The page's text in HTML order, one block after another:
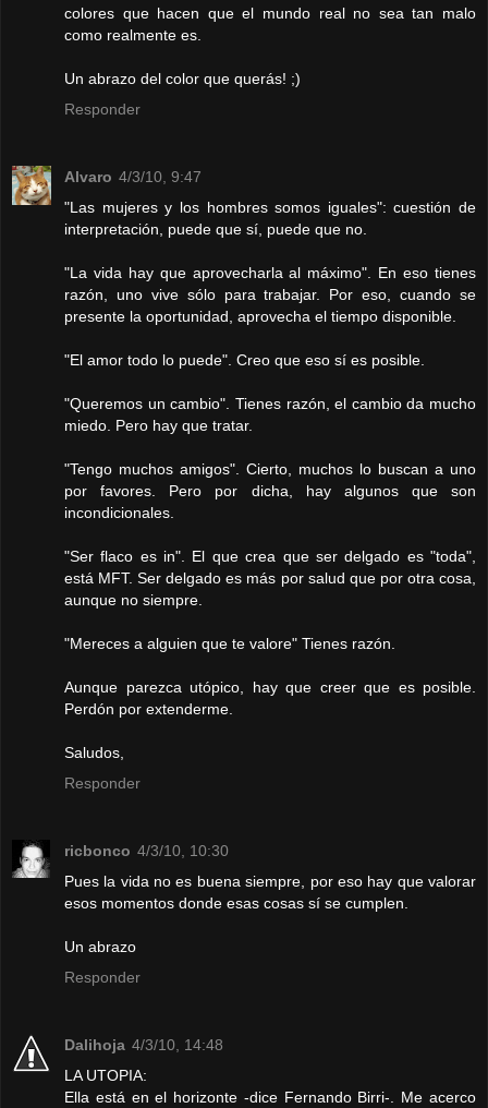
colores que hacen que el mundo real no sea tan malo
como realmente es.
Un abrazo del color que querás! ;)
Responder
Alvaro 4/3/10, 9:47
"Las mujeres y los hombres somos iguales": cuestión de
interpretación, puede que sí, puede que no.
"La vida hay que aprovecharla al máximo". En eso tienes
razón, uno vive sólo para trabajar. Por eso, cuando se
presente la oportunidad, aprovecha el tiempo disponible.
"El amor todo lo puede". Creo que eso sí es posible.
"Queremos un cambio". Tienes razón, el cambio da mucho
miedo. Pero hay que tratar.
"Tengo muchos amigos". Cierto, muchos lo buscan a uno
por favores. Pero por dicha, hay algunos que son
incondicionales.
"Ser flaco es in". El que crea que ser delgado es "toda",
está MFT. Ser delgado es más por salud que por otra cosa,
aunque no siempre.
"Mereces a alguien que te valore" Tienes razón.
Aunque parezca utópico, hay que creer que es posible.
Perdón por extenderme.
Saludos,
Responder
ricbonco 4/3/10, 10:30
Pues la vida no es buena siempre, por eso hay que valorar
esos momentos donde esas cosas sí se cumplen.
Un abrazo
Responder
Dalihoja 4/3/10, 14:48
LA UTOPIA:
Ella está en el horizonte -dice Fernando Birri-. Me acerco